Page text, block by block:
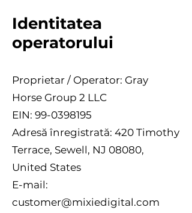
Identitatea
operatorului
Proprietar / Operator: Gray
Horse Group 2 LLC
EIN: 99-0398195
Adresă înregistrată: 420 Timothy
Terrace, Sewell, NJ 08080,
United States
E-mail:
customer@mixiedigital.com